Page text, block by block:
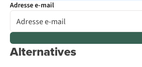
Adresse e-mail
Alternatives
Gore-Tex